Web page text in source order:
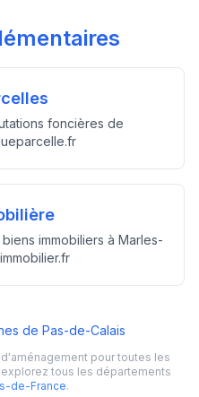
foncières de
immobiliers à Marles-
de Pas-de-Calais
pour toutes les
explorez tous les départements
de-France.